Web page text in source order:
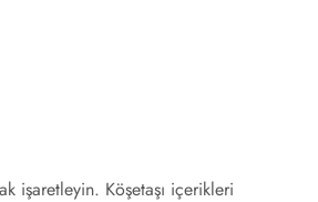
işaretleyin. Köşetaşı içerikleri